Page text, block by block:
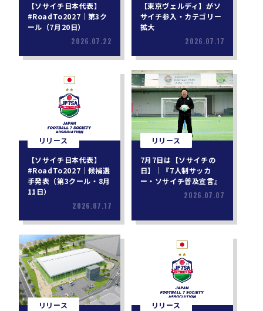
【ソサイチ日本代表】
#RoadTo2027｜第3ク
ール（7月20日）
2026.07.22
【東京ヴェルディ】がソ
サイチ参入・カテゴリー
拡大
2026.07.17
リリース
【ソサイチ日本代表】
#RoadTo2027｜候補選
手発表（第3クール・8月
11日）
2026.07.17
リリース
7月7日は【ソサイチの
日】｜『7人制サッカ
ー・ソサイチ普及宣言』
2026.07.07
リリース
リリース